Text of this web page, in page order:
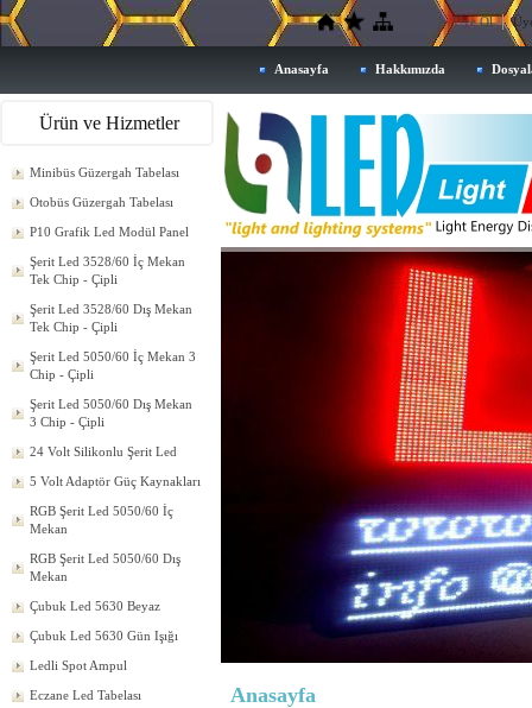
Üye Ol
Anasayfa Hakkımızda
Ürün ve Hizmetler
Minibüs Güzergah Tabelası
Otobüs Güzergah Tabelası
P10 Grafik Led Modül Panel
Şerit Led 3528/60 İç Mekan
Tek Chip - Çipli
Şerit Led 3528/60 Dış Mekan
Tek Chip - Çipli
Şerit Led 5050/60 İç Mekan 3
Chip - Çipli
Şerit Led 5050/60 Dış Mekan
3 Chip - Çipli
24 Volt Silikonlu Şerit Led
5 Volt Adaptör Güç Kaynakları
RGB Şerit Led 5050/60 İç
Mekan
RGB Şerit Led 5050/60 Dış
Mekan
Çubuk Led 5630 Beyaz
Çubuk Led 5630 Gün Işığı
Ledli Spot Ampul
Eczane Led Tabelası Anasayfa